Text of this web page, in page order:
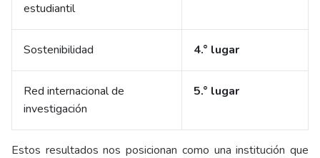
estudiantil
Sostenibilidad 4.° lugar
Red internacional de
investigación
5.° lugar
Estos resultados nos posicionan como una institución que